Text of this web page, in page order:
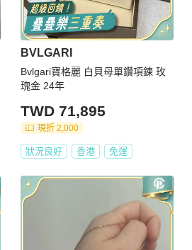
BVLGARI
Bvlgari寶格麗 白貝母單鑽項鍊 玫
瑰金 24年
TWD 71,895
現折 2,000
狀況良好 香港 免運